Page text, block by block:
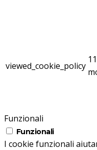
viewed_cookie_policy
11
Funzionali
Funzionali
I cookie funzionali